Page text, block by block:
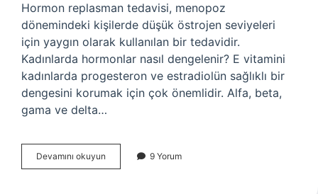
Hormon replasman tedavisi, menopoz
dönemindeki kişilerde düşük östrojen seviyeleri
için yaygın olarak kullanılan bir tedavidir.
Kadınlarda hormonlar nasıl dengelenir? E vitamini
kadınlarda progesteron ve estradiolün sağlıklı bir
dengesini korumak için çok önemlidir. Alfa, beta,
gama ve delta…
Devamını okuyun Hormonlara
Hangi
9 Yorum